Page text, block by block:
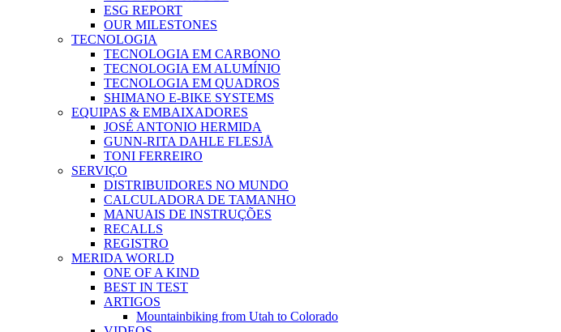
ESG REPORT
OUR MILESTONES
TECNOLOGIA
TECNOLOGIA EM CARBONO
TECNOLOGIA EM ALUMÍNIO
TECNOLOGIA EM QUADROS
SHIMANO E-BIKE SYSTEMS
EQUIPAS & EMBAIXADORES
JOSÉ ANTONIO HERMIDA
GUNN-RITA DAHLE FLESJÅ
TONI FERREIRO
SERVIÇO
DISTRIBUIDORES NO MUNDO
CALCULADORA DE TAMANHO
MANUAIS DE INSTRUÇÕES
RECALLS
REGISTRO
MERIDA WORLD
ONE OF A KIND
BEST IN TEST
ARTIGOS
Mountainbiking from Utah to Colorado